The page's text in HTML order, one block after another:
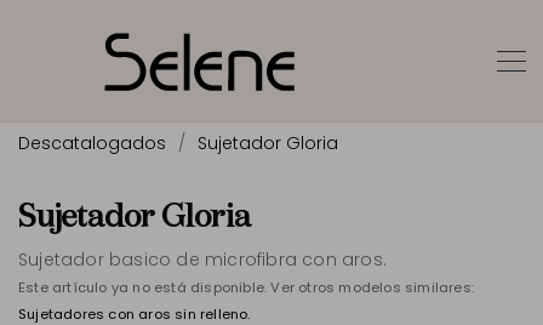
Descatalogados Sujetador Gloria
Sujetador Gloria
Sujetador basico de microfibra con aros.
Este artículo ya no está disponible. Ver otros modelos similares:
Sujetadores con aros sin relleno.